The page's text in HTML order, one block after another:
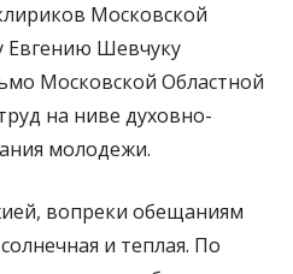
Московской
Евгению Шевчуку
Московской Областной
на ниве духовно-
молодежи.
вопреки обещаниям
и теплая. По